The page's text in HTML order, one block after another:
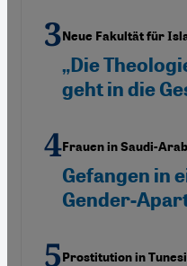
Neue Fakultät für
„Die
geht in die
Frauen in Saudi-
Gefangen in
Gender-
Prostitution in